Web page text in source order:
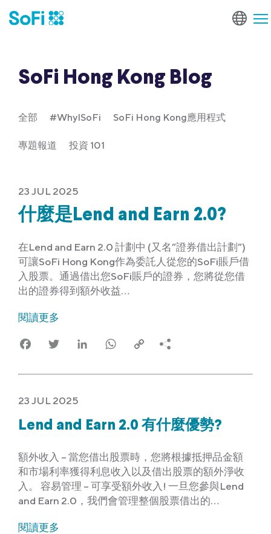
SoFi Hong Kong Blog
全部 #WhyISoFi SoFi Hong Kong應用程式
專題報道 投資 101
23 JUL 2025
什麼是Lend and Earn 2.0?
在Lend and Earn 2.0 計劃中 (又名”證券借出計劃”)
可讓SoFi Hong Kong作為委託人從您的SoFi賬戶借
入股票。通過借出您SoFi賬戶的證券，您將從您借
出的證券得到額外收益…
閱讀更多
FacebookTwitter LinkedIn WhatsApp
Copy
23 JUL 2025
Lend and Earn 2.0 有什麼優勢?
額外收入 – 當您借出股票時，您將根據抵押品金額
和市場利率獲得利息收入以及借出股票的額外淨收
入。 容易管理 – 可享受額外收入! 一旦您參與Lend
and Earn 2.0，我們會管理整個股票借出的…
閱讀更多